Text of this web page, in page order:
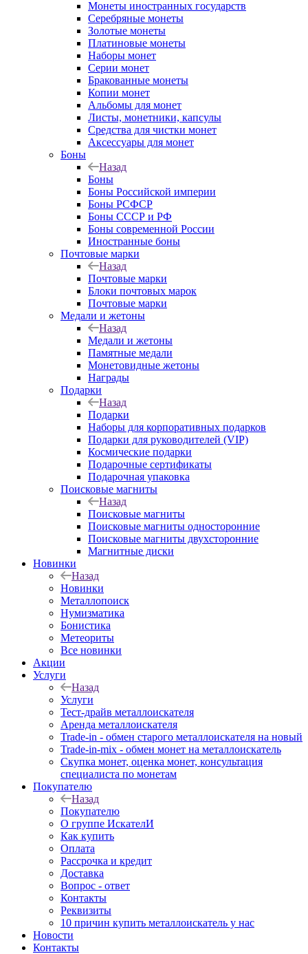
Монеты иностранных государств
Серебряные монеты
Золотые монеты
Платиновые монеты
Наборы монет
Серии монет
Бракованные монеты
Копии монет
Альбомы для монет
Листы, монетники, капсулы
Средства для чистки монет
Аксессуары для монет
Боны
Назад
Боны
Боны Российской империи
Боны РСФСР
Боны СССР и РФ
Боны современной России
Иностранные боны
Почтовые марки
Назад
Почтовые марки
Блоки почтовых марок
Почтовые марки
Медали и жетоны
Назад
Медали и жетоны
Памятные медали
Монетовидные жетоны
Награды
Подарки
Назад
Подарки
Наборы для корпоративных подарков
Подарки для руководителей (VIP)
Космические подарки
Подарочные сертификаты
Подарочная упаковка
Поисковые магниты
Назад
Поисковые магниты
Поисковые магниты односторонние
Поисковые магниты двухсторонние
Магнитные диски
Новинки
Назад
Новинки
Металлопоиск
Нумизматика
Бонистика
Метеориты
Все новинки
Акции
Услуги
Назад
Услуги
Тест-драйв металлоискателя
Аренда металлоискателя
Trade-in - обмен старого металлоискателя на новый
Trade-in-mix - обмен монет на металлоискатель
Скупка монет, оценка монет, консультация
специалиста по монетам
Покупателю
Назад
Покупателю
О группе ИскателИ
Как купить
Оплата
Рассрочка и кредит
Доставка
Вопрос - ответ
Контакты
Реквизиты
10 причин купить металлоискатель у нас
Новости
Контакты